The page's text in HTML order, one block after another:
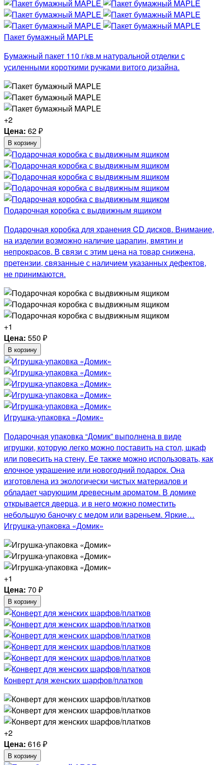
Пакет бумажный MAPLE
Бумажный пакет 110 г/кв.м натуральной отделки с
усиленными короткими ручками витого дизайна.
+2
Цена: 62₽
В корзину
Подарочная коробка с выдвижным ящиком
Подарочная коробка для хранения CD дисков. Внимание,
на изделии возможно наличие царапин, вмятин и
непрокрасов. В связи с этим цена на товар снижена,
претензии, связанные с наличием указанных дефектов,
не принимаются.
+1
Цена: 550 ₽
В корзину
Игрушка-упаковка «Домик»
Подарочная упаковка “Домик” выполнена в виде
игрушки, которую легко можно поставить на стол, шкаф
или повесить на стену. Ее также можно использовать, как
елочное украшение или новогодний подарок. Она
изготовлена из экологически чистых материалов и
обладает чарующим древесным ароматом. В домике
открывается дверца, и в него можно поместить
небольшую баночку с медом или вареньем. Яркие…
Игрушка-упаковка «Домик»
+1
Цена: 70 ₽
В корзину
Конверт для женских шарфов/платков
+2
Цена: 616₽
В корзину